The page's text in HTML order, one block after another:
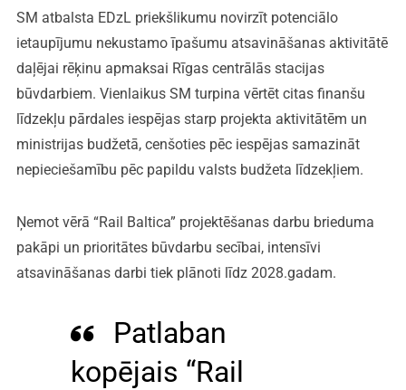
SM atbalsta EDzL priekšlikumu novirzīt potenciālo
ietaupījumu nekustamo īpašumu atsavināšanas aktivitātē
daļējai rēķinu apmaksai Rīgas centrālās stacijas
būvdarbiem. Vienlaikus SM turpina vērtēt citas finanšu
līdzekļu pārdales iespējas starp projekta aktivitātēm un
ministrijas budžetā, cenšoties pēc iespējas samazināt
nepieciešamību pēc papildu valsts budžeta līdzekļiem.
Ņemot vērā “Rail Baltica” projektēšanas darbu brieduma
pakāpi un prioritātes būvdarbu secībai, intensīvi
atsavināšanas darbi tiek plānoti līdz 2028.gadam.
Patlaban
kopējais “Rail